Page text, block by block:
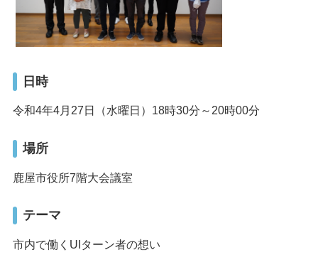
日時
令和4年4月27日（水曜日）18時30分～20時00分
場所
鹿屋市役所7階大会議室
テーマ
市内で働くUIターン者の想い